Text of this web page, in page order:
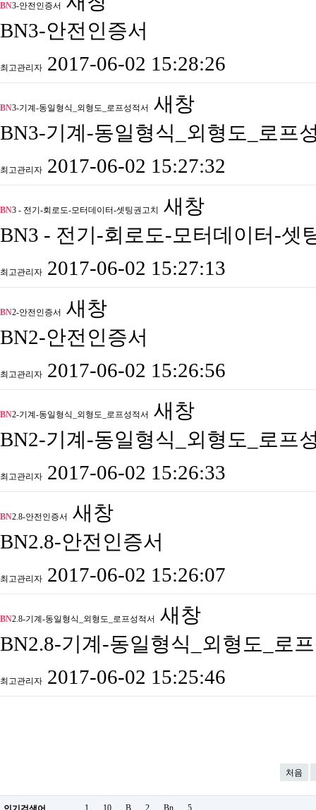
BN3-안전인증서
BN3-안전인증서
최고관리자 2017-06-02 15:28:26
BN3-기계-동일형식_외형도_로프성적서
새창
BN3-기계-동일형식_외형도_로프
최고관리자 2017-06-02 15:27:32
BN3 - 전기-회로도-모터데이터-셋팅권고치
새창
BN3 - 전기-회로도-모터데이터-셋
최고관리자 2017-06-02 15:27:13
BN2-안전인증서
새창
BN2-안전인증서
최고관리자 2017-06-02 15:26:56
BN2-기계-동일형식_외형도_로프성적서
새창
BN2-기계-동일형식_외형도_로프
최고관리자 2017-06-02 15:26:33
BN2.8-안전인증서
새창
BN2.8-안전인증서
최고관리자 2017-06-02 15:26:07
BN2.8-기계-동일형식_외형도_로프성적서
새창
BN2.8-기계-동일형식_외형도_로
최고관리자 2017-06-02 15:25:46
처음
1 10 B 2 Bn 5